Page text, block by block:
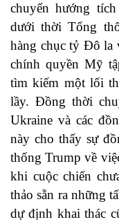
chuyển hướng
dưới thời Tổng
hàng chục tỷ Đô la
chính quyền Mỹ
tìm kiếm một lối
lầy. Đồng thời
Ukraine và các
này cho thấy sự
thống Trump về
khi cuộc chiến
thảo sẵn ra những
dự định khai thác